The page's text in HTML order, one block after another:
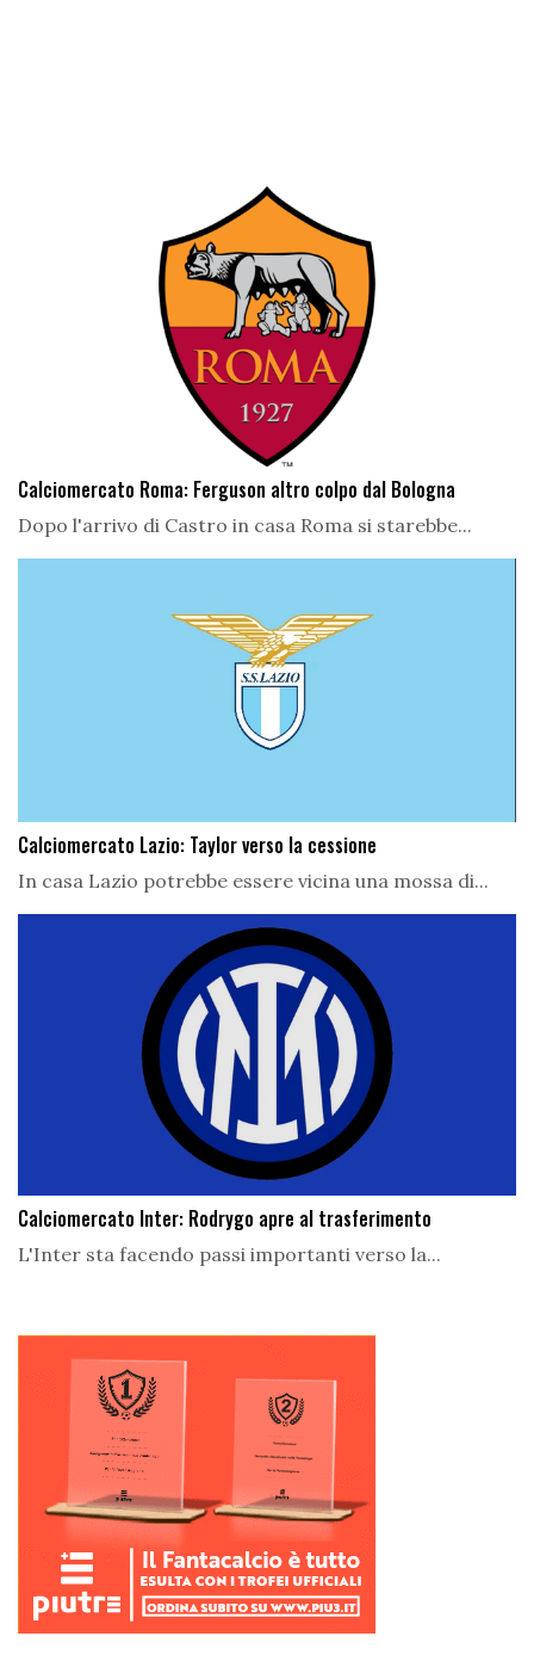
Calciomercato Roma: Ferguson altro colpo dal Bologna
Dopo l'arrivo di Castro in casa Roma si starebbe...
Calciomercato Lazio: Taylor verso la cessione
In casa Lazio potrebbe essere vicina una mossa di...
Calciomercato Inter: Rodrygo apre al trasferimento
L'Inter sta facendo passi importanti verso la...